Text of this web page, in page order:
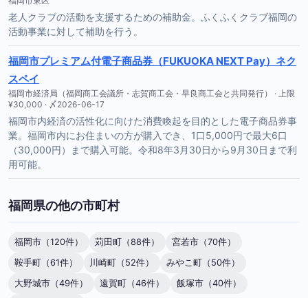
老人クラブの活動を支援するための補助金。ふくふくクラブ福岡の
活動事業に対して補助を行う。
福岡市プレミアム付電子商品券（FUKUOKA NEXT Pay）ネク
スペイ
福岡市経済局（福岡商工会議所・志賀商工会・早良商工会と共同発行） · 上限
¥30,000 · 〆2026-06-17
福岡市内経済の活性化に向けた消費喚起を目的とした電子商品券事
業。福岡市内にお住まいの方が購入でき、1口5,000円で最大6口
（30,000円）まで購入可能。令和8年3月30日から9月30日まで利
用可能。
福岡県の他の市町村
福岡市（120件） 苅田町（88件）
宮若市（70件）
鞍手町（61件）
川崎町（52件）
みやこ町（50件）
大野城市（49件）
遠賀町（46件）
飯塚市（40件）